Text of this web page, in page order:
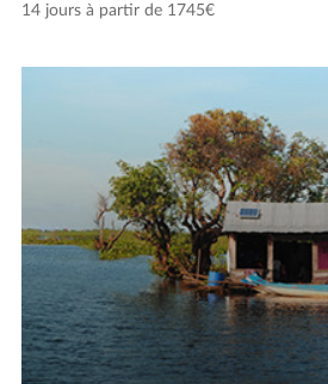
14 jours à partir de 1745€